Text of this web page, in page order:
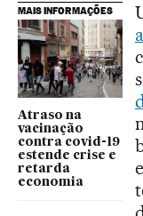
MAIS INFORMAÇÕES
Atraso na
vacinação
contra covid-19
estende crise e
retarda
economia